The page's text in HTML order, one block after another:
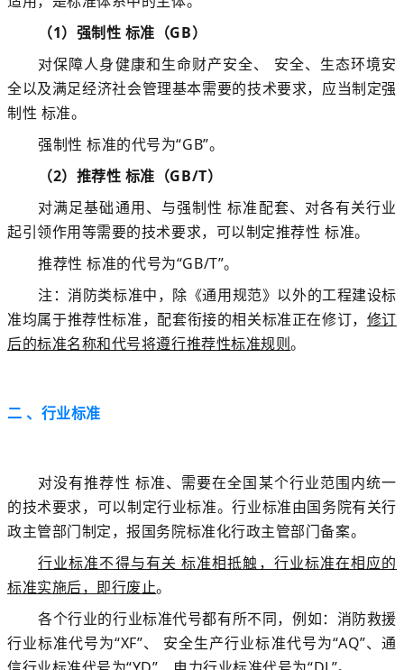
（1）强制性 标准（GB）
对保障人身健康和生命财产安全、 安全、生态环境安
全以及满足经济社会管理基本需要的技术要求，应当制定强
制性 标准。
强制性 标准的代号为“GB”。
（2）推荐性 标准（GB/T）
对满足基础通用、与强制性 标准配套、对各有关行业
起引领作用等需要的技术要求，可以制定推荐性 标准。
推荐性 标准的代号为“GB/T”。
注：消防类标准中，除《通用规范》以外的工程建设标
准均属于推荐性标准， 配套衔接的相关标准正在修订， 修订
后的标准名称和代号将遵行推荐性标准规则。
二 、行业标准
对没有推荐性 标准、需要在全国某个行业范围内统一
的技术要求，可以制定行业标准。行业标准由国务院有关行
政主管部门制定，报国务院标准化行政主管部门备案。
行业标准不得与有关 标准相抵触，行业标准在相应的
标准实施后，即行废止。
各个行业的行业标准代号都有所不同，例如： 消防救援
行业标准代号为“XF”、 安全生产行业标准代号为“AQ”、通